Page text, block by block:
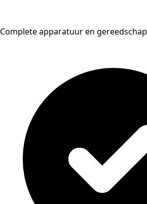
Complete apparatuur en gereedschap